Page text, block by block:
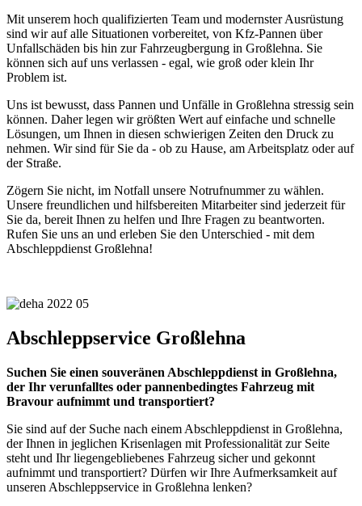
Mit unserem hoch qualifizierten Team und modernster Ausrüstung
sind wir auf alle Situationen vorbereitet, von Kfz-Pannen über
Unfallschäden bis hin zur Fahrzeugbergung in Großlehna. Sie
können sich auf uns verlassen - egal, wie groß oder klein Ihr
Problem ist.
Uns ist bewusst, dass Pannen und Unfälle in Großlehna stressig sein
können. Daher legen wir größten Wert auf einfache und schnelle
Lösungen, um Ihnen in diesen schwierigen Zeiten den Druck zu
nehmen. Wir sind für Sie da - ob zu Hause, am Arbeitsplatz oder auf
der Straße.
Zögern Sie nicht, im Notfall unsere Notrufnummer zu wählen.
Unsere freundlichen und hilfsbereiten Mitarbeiter sind jederzeit für
Sie da, bereit Ihnen zu helfen und Ihre Fragen zu beantworten.
Rufen Sie uns an und erleben Sie den Unterschied - mit dem
Abschleppdienst Großlehna!
Abschleppservice Großlehna
Suchen Sie einen souveränen Abschleppdienst in Großlehna,
der Ihr verunfalltes oder pannenbedingtes Fahrzeug mit
Bravour aufnimmt und transportiert?
Sie sind auf der Suche nach einem Abschleppdienst in Großlehna,
der Ihnen in jeglichen Krisenlagen mit Professionalität zur Seite
steht und Ihr liegengebliebenes Fahrzeug sicher und gekonnt
aufnimmt und transportiert? Dürfen wir Ihre Aufmerksamkeit auf
unseren Abschleppservice in Großlehna lenken?